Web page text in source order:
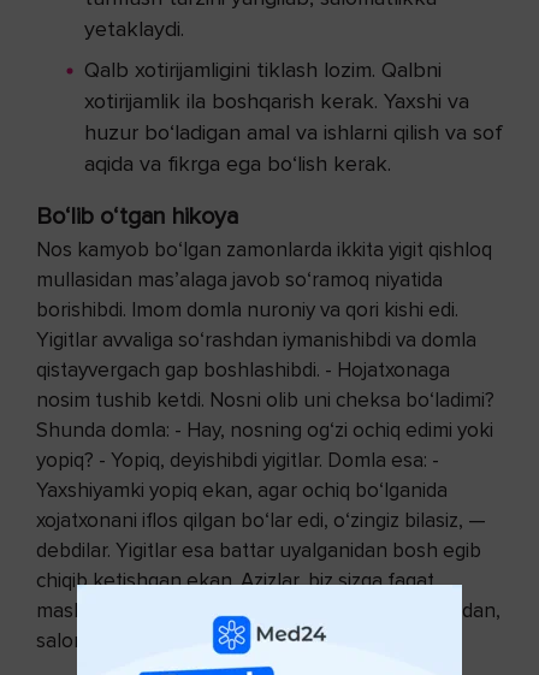
yetaklaydi.
Qalb xotirijamligini tiklash lozim. Qalbni
xotirijamlik ila boshqarish kerak. Yaxshi va
huzur bo‘ladigan amal va ishlarni qilish va sof
aqida va fikrga ega bo‘lish kerak.
Bo‘lib o‘tgan hikoya
Nos kamyob bo‘lgan zamonlarda ikkita yigit qishloq
mullasidan mas’alaga javob so‘ramoq niyatida
borishibdi. Imom domla nuroniy va qori kishi edi.
Yigitlar avvaliga so‘rashdan iymanishibdi va domla
qistayvergach gap boshlashibdi. - Hojatxonaga
nosim tushib ketdi. Nosni olib uni cheksa bo‘ladimi?
Shunda domla: - Hay, nosning og‘zi ochiq edimi yoki
yopiq? - Yopiq, deyishibdi yigitlar. Domla esa: -
Yaxshiyamki yopiq ekan, agar ochiq bo‘lganida
xojatxonani iflos qilgan bo‘lar edi, o‘zingiz bilasiz, —
debdilar. Yigitlar esa battar uyalganidan bosh egib
chiqib ketishgan ekan. Azizlar, biz sizga faqat
maslahat va xabarlarni yetkazdik, xulosa esa sizdan,
salomat bo‘ling!